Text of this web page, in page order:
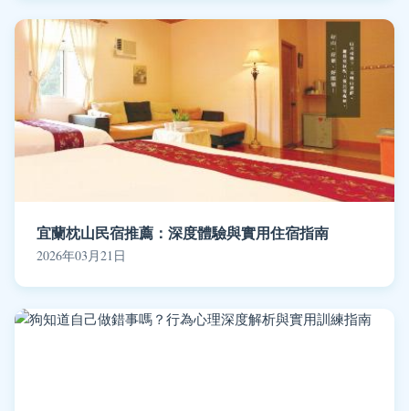
宜蘭枕山民宿推薦：深度體驗與實用住宿指南
2026年03月21日